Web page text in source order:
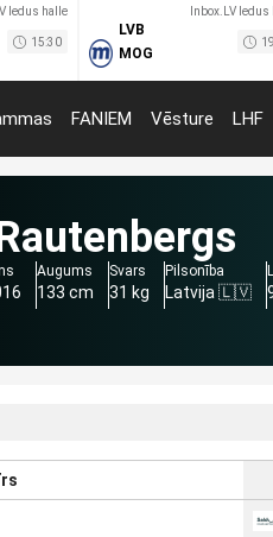
ledus halle
15:30
Inbox.LV ledus
LVB
MOG
FANIEM Vēsture LHF
Augums
133 cm
Svars
31 kg
Pilsonība
Latvija 🇱🇻